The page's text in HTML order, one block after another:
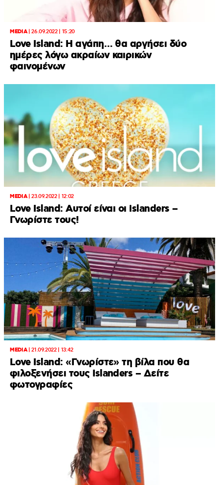
MEDIA|26.09.2022 | 15:20
Love Island: Η αγάπη… θα αργήσει δύο
ημέρες λόγω ακραίων καιρικών
φαινομένων
MEDIA|23.09.2022 | 12:02
Love Island: Αυτοί είναι οι islanders –
Γνωρίστε τους!
MEDIA|21.09.2022 | 13:42
Love Island: «Γνωρίστε» τη βίλα που θα
φιλοξενήσει τους Islanders – Δείτε
φωτογραφίες